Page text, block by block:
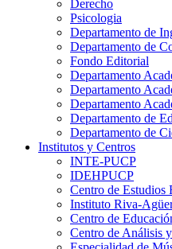
Derecho
Psicologia
Departamento de
Departamento de
Fondo Editorial
Departamento
Departamento
Departamento
Departamento de
Departamento de
Institutos y Centros
INTE-PUCP
IDEHPUCP
Centro de Estudios
Instituto Riva-
Centro de
Centro de Análisis